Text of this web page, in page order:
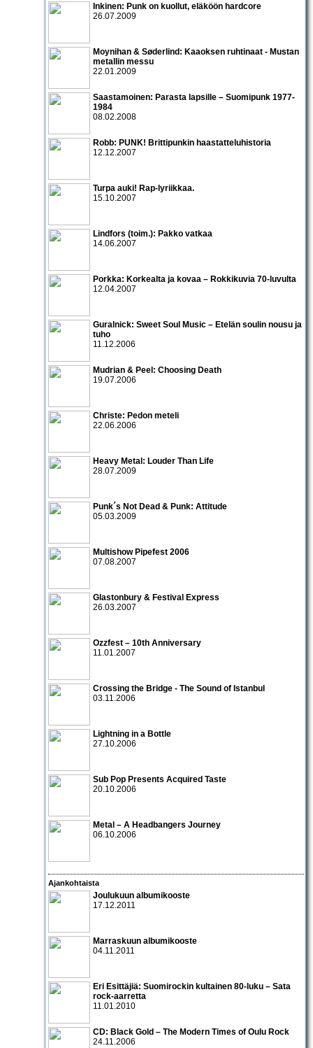
Inkinen: Punk on kuollut, eläköön hardcore
26.07.2009
Moynihan & Søderlind: Kaaoksen ruhtinaat - Mustan
metallin messu
22.01.2009
Saastamoinen: Parasta lapsille – Suomipunk 1977-
1984
08.02.2008
Robb: PUNK! Brittipunkin haastatteluhistoria
12.12.2007
Turpa auki! Rap-lyriikkaa.
15.10.2007
Lindfors (toim.): Pakko vatkaa
14.06.2007
Porkka: Korkealta ja kovaa – Rokkikuvia 70-luvulta
12.04.2007
Guralnick: Sweet Soul Music – Etelän soulin nousu ja
tuho
11.12.2006
Mudrian & Peel: Choosing Death
19.07.2006
Christe: Pedon meteli
22.06.2006
Heavy Metal: Louder Than Life
28.07.2009
Punk´s Not Dead & Punk: Attitude
05.03.2009
Multishow Pipefest 2006
07.08.2007
Glastonbury & Festival Express
26.03.2007
Ozzfest – 10th Anniversary
11.01.2007
Crossing the Bridge - The Sound of Istanbul
03.11.2006
Lightning in a Bottle
27.10.2006
Sub Pop Presents Acquired Taste
20.10.2006
Metal – A Headbangers Journey
06.10.2006
Ajankohtaista
Joulukuun albumikooste
17.12.2011
Marraskuun albumikooste
04.11.2011
Eri Esittäjiä: Suomirockin kultainen 80-luku – Sata
rock-aarretta
11.01.2010
CD: Black Gold – The Modern Times of Oulu Rock
24.11.2006